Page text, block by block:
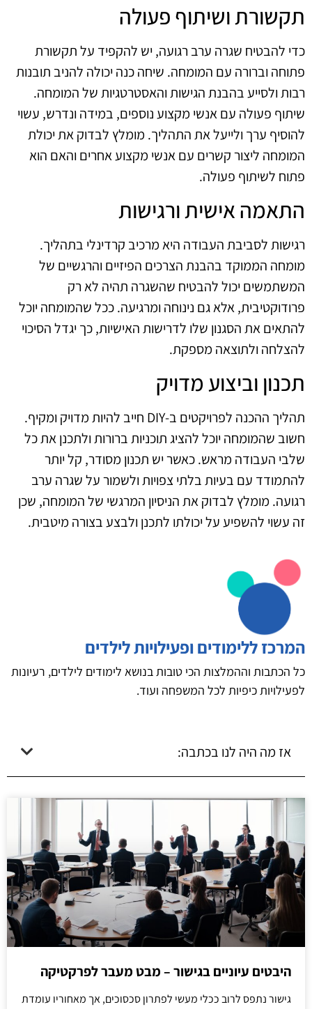
תקשורת ושיתוף פעולה
כדי להבטיח שגרה ערב רגועה, יש להקפיד על תקשורת
פתוחה וברורה עם המומחה. שיחה כנה יכולה להניב תובנות
רבות ולסייע בהבנת הגישות והאסטרטגיות של המומחה.
שיתוף פעולה עם אנשי מקצוע נוספים, במידה ונדרש, עשוי
להוסיף ערך ולייעל את התהליך. מומלץ לבדוק את יכולת
המומחה ליצור קשרים עם אנשי מקצוע אחרים והאם הוא
פתוח לשיתוף פעולה.
התאמה אישית ורגישות
רגישות לסביבת העבודה היא מרכיב קרדינלי בתהליך.
מומחה הממוקד בהבנת הצרכים הפיזיים והרגשיים של
המשתמשים יכול להבטיח שהשגרה תהיה לא רק
פרודוקטיבית, אלא גם נינוחה ומרגיעה. ככל שהמומחה יוכל
להתאים את הסגנון שלו לדרישות האישיות, כך יגדל הסיכוי
להצלחה ולתוצאה מספקת.
תכנון וביצוע מדויק
תהליך ההכנה לפרויקטים ב‑DIY חייב להיות מדויק ומקיף.
חשוב שהמומחה יוכל להציג תוכניות ברורות ולתכנן את כל
שלבי העבודה מראש. כאשר יש תכנון מסודר, קל יותר
להתמודד עם בעיות בלתי צפויות ולשמור על שגרה ערב
רגועה. מומלץ לבדוק את הניסיון המרגשי של המומחה, שכן
זה עשוי להשפיע על יכולתו לתכנן ולבצע בצורה מיטבית.
המרכז ללימודים ופעילויות לילדים
כל הכתבות וההמלצות הכי טובות בנושא לימודים לילדים, רעיונות
לפעילויות כיפיות לכל המשפחה ועוד.
אז מה היה לנו בכתבה:
היבטים עיוניים בגישור – מבט מעבר לפרקטיקה
גישור נתפס לרוב ככלי מעשי לפתרון סכסוכים, אך מאחוריו עומדת